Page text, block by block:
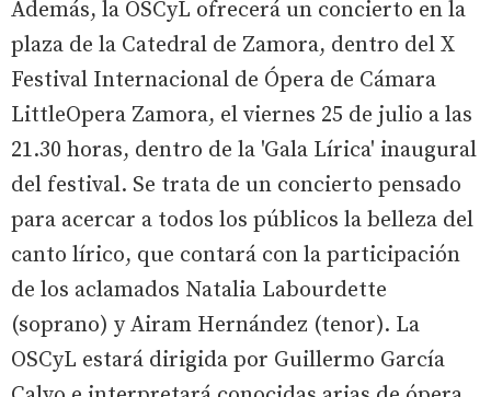
Además, la OSCyL ofrecerá un concierto en la
plaza de la Catedral de Zamora, dentro del X
Festival Internacional de Ópera de Cámara
LittleOpera Zamora, el viernes 25 de julio a las
21.30 horas, dentro de la 'Gala Lírica' inaugural
del festival. Se trata de un concierto pensado
para acercar a todos los públicos la belleza del
canto lírico, que contará con la participación
de los aclamados Natalia Labourdette
(soprano) y Airam Hernández (tenor). La
OSCyL estará dirigida por Guillermo García